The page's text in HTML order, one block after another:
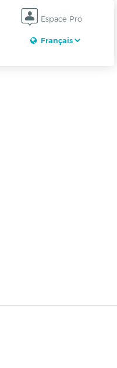
Espace Pro